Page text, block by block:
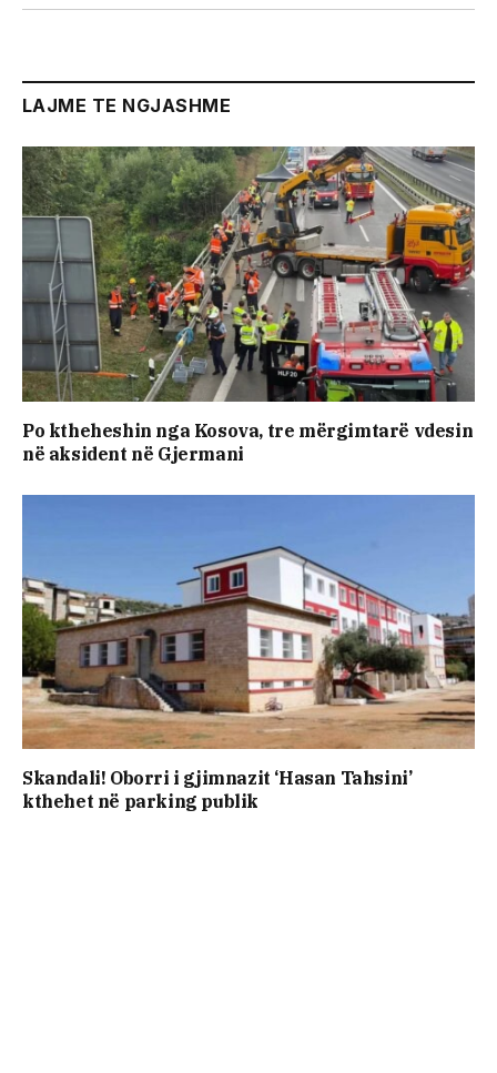
LAJME TE NGJASHME
Po ktheheshin nga Kosova, tre mërgimtarë vdesin
në aksident në Gjermani
Skandali! Oborri i gjimnazit ‘Hasan Tahsini’
kthehet në parking publik